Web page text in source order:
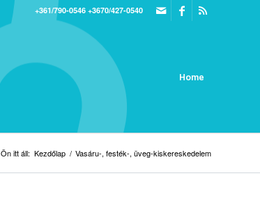
+361/790-0546 +3670/427-0540
Home
Ön itt áll: Kezdőlap / Vasáru-, festék-, üveg-kiskereskedelem